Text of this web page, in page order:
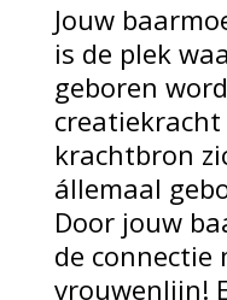
Jouw
is de plek
geboren
krachtbron
állemaal
Door jouw
de connectie
vrouwenlijn!